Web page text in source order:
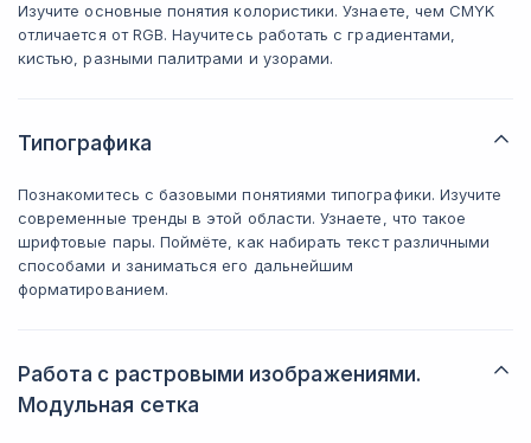
Изучите основные понятия колористики. Узнаете, чем CMYK
отличается от RGB. Научитесь работать с градиентами,
кистью, разными палитрами и узорами.
Типографика
Познакомитесь с базовыми понятиями типографики. Изучите
современные тренды в этой области. Узнаете, что такое
шрифтовые пары. Поймёте, как набирать текст различными
способами и заниматься его дальнейшим
форматированием.
Работа с растровыми изображениями.
Модульная сетка